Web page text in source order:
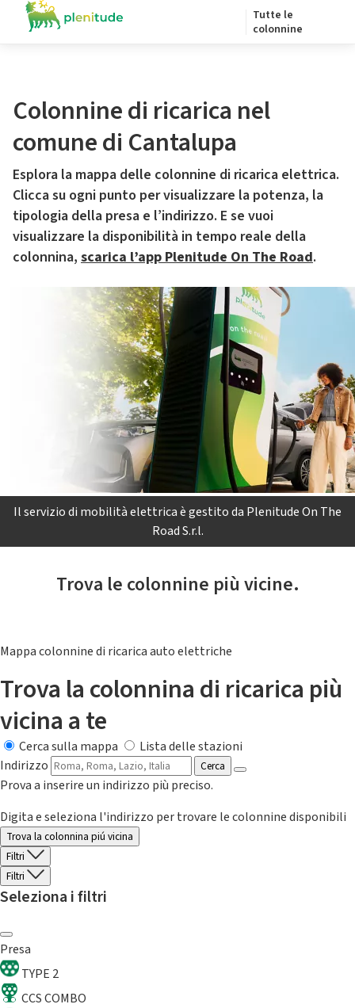
Tutte le
colonnine
Colonnine di ricarica nel
comune di Cantalupa
Esplora la mappa delle colonnine di ricarica elettrica.
Clicca su ogni punto per visualizzare la potenza, la
tipologia della presa e l’indirizzo. E se vuoi
visualizzare la disponibilità in tempo reale della
colonnina, scarica l’app Plenitude On The Road.
Il servizio di mobilità elettrica è gestito da Plenitude On The
Road S.r.l.
Trova le colonnine più vicine.
Mappa colonnine di ricarica auto elettriche
Trova la colonnina di ricarica più
vicina a te
Cerca sulla mappa
Lista delle stazioni
Indirizzo
Cerca
Prova a inserire un indirizzo più preciso.
Digita e seleziona l'indirizzo per trovare le colonnine disponibili
Trova la colonnina piú vicina
Filtri
Filtri
Seleziona i filtri
Presa
TYPE 2
CCS COMBO